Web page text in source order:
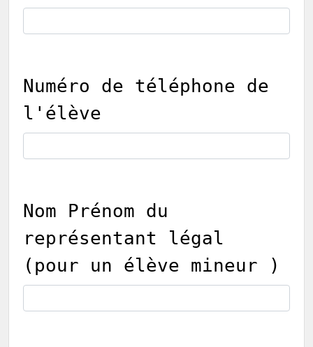
Numéro de téléphone de
l'élève
Nom Prénom du
représentant légal
(pour un élève mineur )